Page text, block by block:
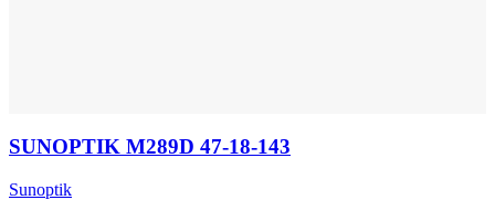
SUNOPTIK M289D 47-18-143
Sunoptik